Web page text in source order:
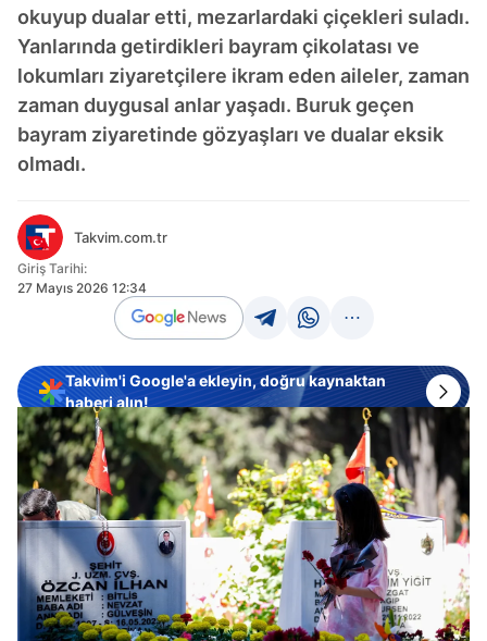
okuyup dualar etti, mezarlardaki çiçekleri suladı.
Yanlarında getirdikleri bayram çikolatası ve
lokumları ziyaretçilere ikram eden aileler, zaman
zaman duygusal anlar yaşadı. Buruk geçen
bayram ziyaretinde gözyaşları ve dualar eksik
olmadı.
Takvim.com.tr
Giriş Tarihi:
27 Mayıs 2026 12:34
Takvim'i Google'a ekleyin, doğru kaynaktan
haberi alın!